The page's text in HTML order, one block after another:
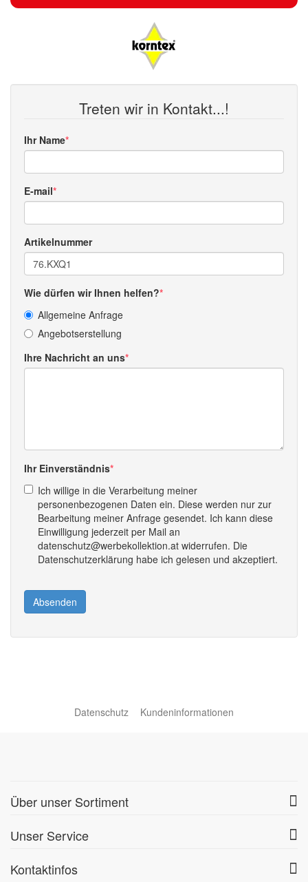
Treten wir in Kontakt...!
Ihr Name
E-mail
Artikelnummer
Wie dürfen wir Ihnen helfen?
Allgemeine Anfrage
Angebotserstellung
Ihre Nachricht an uns
Ihr Einverständnis
Ich willige in die Verarbeitung meiner
personenbezogenen Daten ein. Diese werden nur zur
Bearbeitung meiner Anfrage gesendet. Ich kann diese
Einwilligung jederzeit per Mail an
datenschutz@werbekollektion.at widerrufen. Die
Datenschutzerklärung habe ich gelesen und akzeptiert.
Absenden
Datenschutz Kundeninformationen
Über unser Sortiment
Unser Service
Kontaktinfos